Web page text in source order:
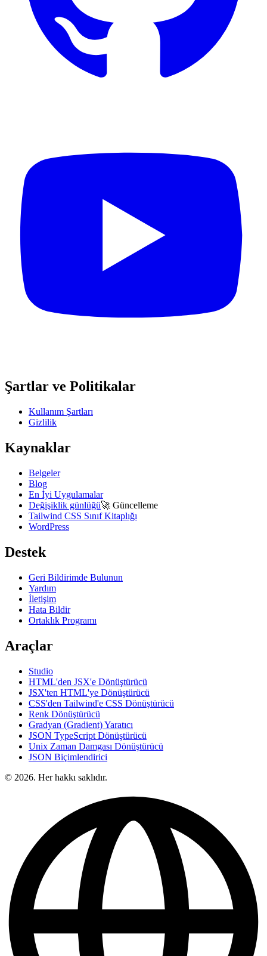
Şartlar ve Politikalar
Kullanım Şartları
Gizlilik
Kaynaklar
Belgeler
Blog
En İyi Uygulamalar
Değişiklik günlüğü🚀 Güncelleme
Tailwind CSS Sınıf Kitaplığı
WordPress
Destek
Geri Bildirimde Bulunun
Yardım
İletişim
Hata Bildir
Ortaklık Programı
Araçlar
Studio
HTML'den JSX'e Dönüştürücü
JSX'ten HTML'ye Dönüştürücü
CSS'den Tailwind'e CSS Dönüştürücü
Renk Dönüştürücü
Gradyan (Gradient) Yaratıcı
JSON TypeScript Dönüştürücü
Unix Zaman Damgası Dönüştürücü
JSON Biçimlendirici
© 2026. Her hakkı saklıdır.